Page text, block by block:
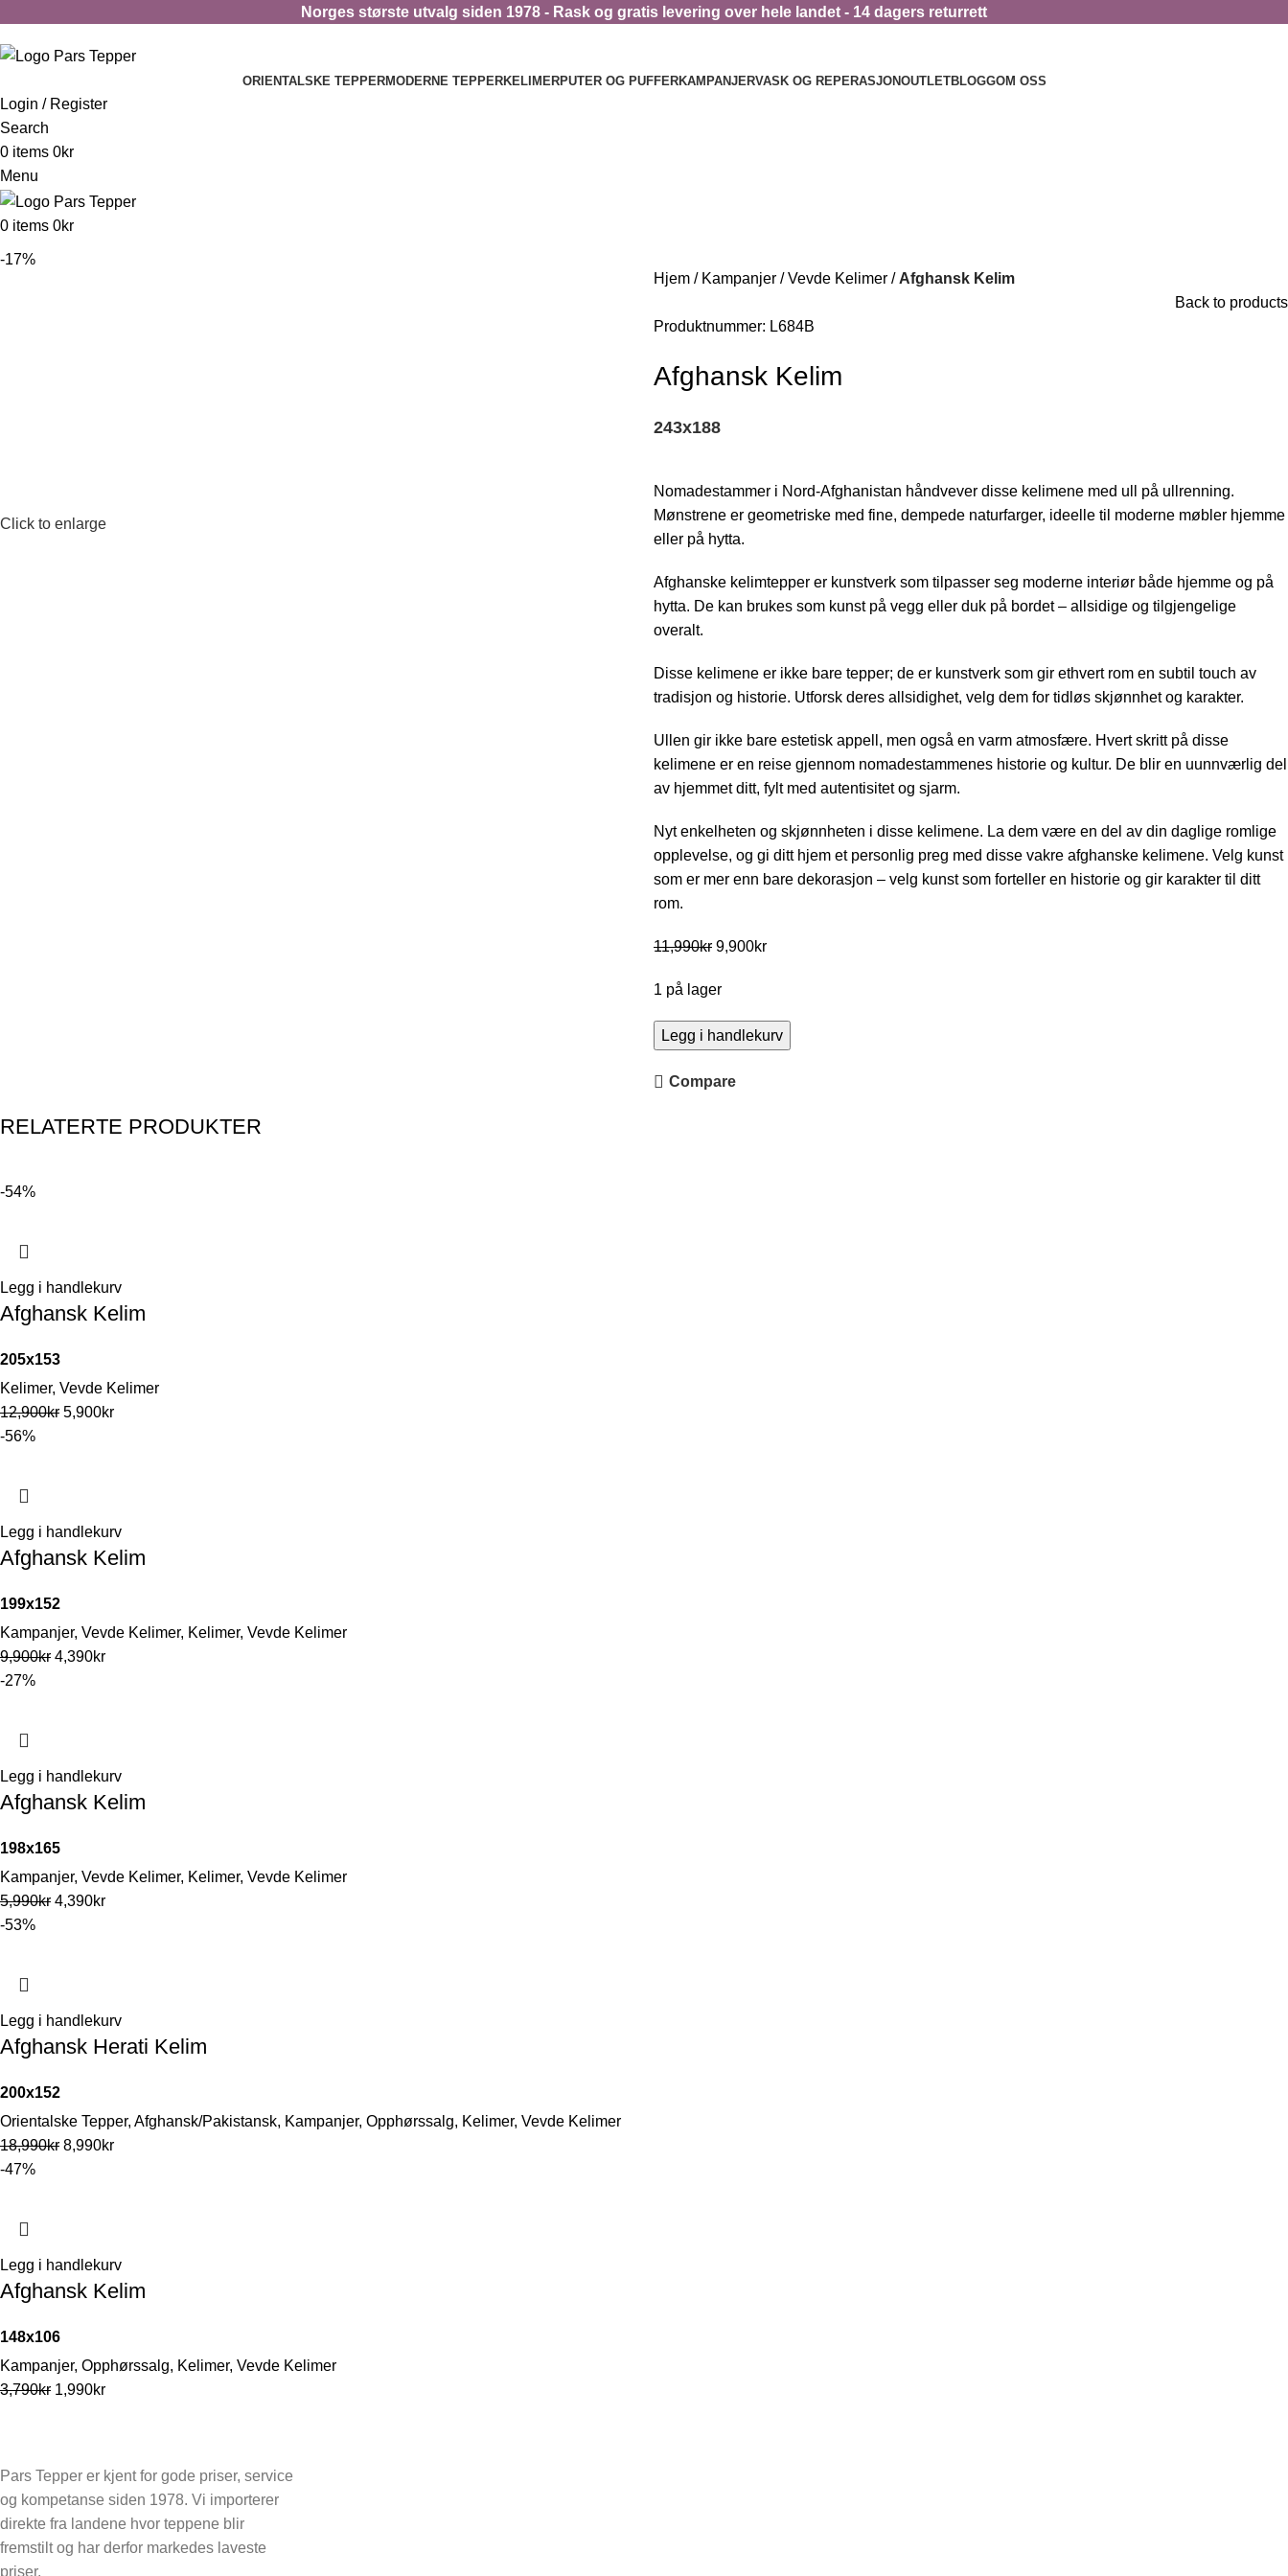
Norges største utvalg siden 1978 - Rask og gratis levering over hele landet - 14 dagers returrett
ORIENTALSKE TEPPERMODERNE TEPPERKELIMERPUTER OG PUFFERKAMPANJERVASK OG REPERASJONOUTLETBLOGGOM OSS
Login / Register
Search
0 items 0kr
Menu
0 items 0kr
-17%
Click to enlarge
Hjem Kampanjer Vevde Kelimer
Afghansk Kelim
Back to products
Produktnummer: L684B
Afghansk Kelim
243x188
Nomadestammer i Nord-Afghanistan håndvever disse kelimene med ull på ullrenning.
Mønstrene er geometriske med fine, dempede naturfarger, ideelle til moderne møbler hjemme
eller på hytta.
Afghanske kelimtepper er kunstverk som tilpasser seg moderne interiør både hjemme og på
hytta. De kan brukes som kunst på vegg eller duk på bordet – allsidige og tilgjengelige
overalt.
Disse kelimene er ikke bare tepper; de er kunstverk som gir ethvert rom en subtil touch av
tradisjon og historie. Utforsk deres allsidighet, velg dem for tidløs skjønnhet og karakter.
Ullen gir ikke bare estetisk appell, men også en varm atmosfære. Hvert skritt på disse
kelimene er en reise gjennom nomadestammenes historie og kultur. De blir en uunnværlig del
av hjemmet ditt, fylt med autentisitet og sjarm.
Nyt enkelheten og skjønnheten i disse kelimene. La dem være en del av din daglige romlige
opplevelse, og gi ditt hjem et personlig preg med disse vakre afghanske kelimene. Velg kunst
som er mer enn bare dekorasjon – velg kunst som forteller en historie og gir karakter til ditt
rom.
11,990kr 9,900kr
1 på lager
Legg i handlekurv
Compare
RELATERTE PRODUKTER
-54%
Legg i handlekurv
Afghansk Kelim
205x153
Kelimer, Vevde Kelimer
12,900kr 5,900kr
-56%
Legg i handlekurv
Afghansk Kelim
199x152
Kampanjer, Vevde Kelimer, Kelimer, Vevde Kelimer
9,900kr 4,390kr
-27%
Legg i handlekurv
Afghansk Kelim
198x165
Kampanjer, Vevde Kelimer, Kelimer, Vevde Kelimer
5,990kr 4,390kr
-53%
Legg i handlekurv
Afghansk Herati Kelim
200x152
Orientalske Tepper, Afghansk/Pakistansk, Kampanjer, Opphørssalg, Kelimer, Vevde Kelimer
18,990kr 8,990kr
-47%
Legg i handlekurv
Afghansk Kelim
148x106
Kampanjer, Opphørssalg, Kelimer, Vevde Kelimer
3,790kr 1,990kr
Pars Tepper er kjent for gode priser, service
og kompetanse siden 1978. Vi importerer
direkte fra landene hvor teppene blir
fremstilt og har derfor markedes laveste
priser.